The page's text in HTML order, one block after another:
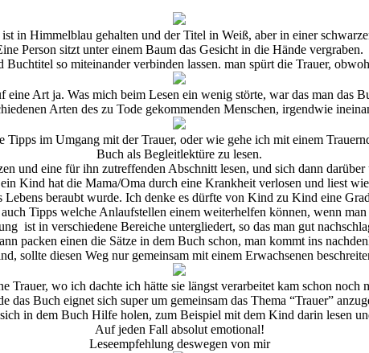
in Himmelblau gehalten und der Titel in Weiß, aber in einer
Person sitzt unter einem Baum das Gesicht in die Hände vergraben.
so miteinander verbinden lassen. man spürt die Trauer,
Art ja. Was mich beim Lesen ein wenig störte, war das man das
Arten des zu Tode gekommenden Menschen, irgendwie
im Umgang mit der Trauer, oder wie gehe ich mit einem
Buch als Begleitlektüre zu lesen.
und eine für ihn zutreffenden Abschnitt lesen, und sich dann darüber
Kind hat die Mama/Oma durch eine Krankheit verlosen und liest
beraubt wurde. Ich denke es dürfte von Kind zu Kind eine
Tipps welche Anlaufstellen einem weiterhelfen können, wenn
ist in verschiedene Bereiche untergliedert, so das man gut
packen einen die Sätze in dem Buch schon, man kommt ins
sollte diesen Weg nur gemeinsam mit einem Erwachsenen
wo ich dachte ich hätte sie längst verarbeitet kam schon noch
das Buch eignet sich super um gemeinsam das Thema “Trauer”
in dem Buch Hilfe holen, zum Beispiel mit dem Kind darin lesen
Auf jeden Fall absolut emotional!
Leseempfehlung deswegen von mir